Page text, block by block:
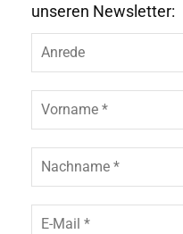
unseren Newsletter: